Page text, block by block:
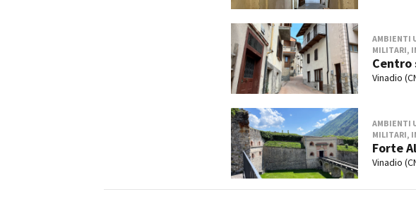
AMBIENTI
MILITARI,
Centro
Vinadio
AMBIENTI
MILITARI,
Forte
Vinadio